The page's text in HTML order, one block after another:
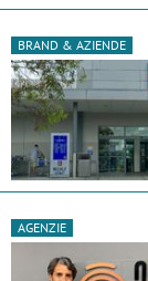
BRAND & AZIENDE
AGENZIE